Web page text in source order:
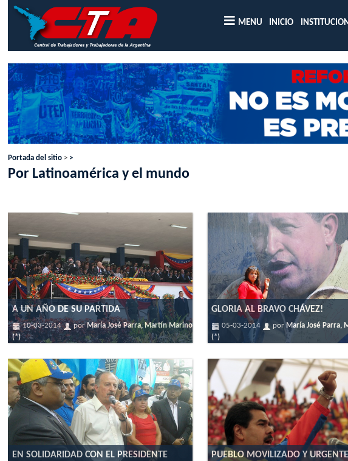
MENU INICIO
Portada del sitio > >
Por Latinoamérica y el mundo
A UN AÑO DE SU PARTIDA
10-03-2014 porMaría José Parra, Martín Marino
(*)
GLORIA AL BRAVO CHÁVEZ!
05-03-2014 porMaría José Parra,
(*)
EN SOLIDARIDAD CON EL PRESIDENTE
PUEBLO MOVILIZADO Y